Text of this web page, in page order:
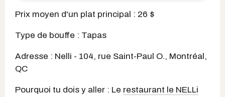
Prix moyen d'un plat principal : 26 $
Type de bouffe : Tapas
Adresse : Nelli - 104, rue Saint-Paul O., Montréal,
QC
Pourquoi tu dois y aller : Le restaurant le NELLi